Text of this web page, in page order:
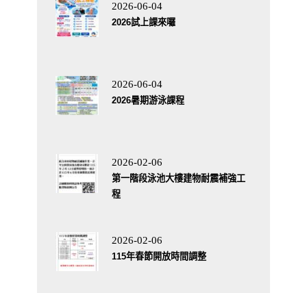
2026-06-04
2026試上課來囉
2026-06-04
2026暑期游泳課程
2026-02-06
第一階段泳池大樓建物耐震補強工
程
2026-02-06
115年春節開放時間調整